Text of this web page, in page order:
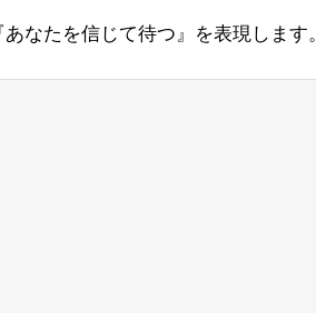
なたを信じて待つ』を表現します。